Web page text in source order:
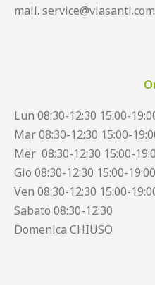
mail. service@viasanti.com
Lun 08:30-12:30 15:00-
Mar 08:30-12:30 15:00-
Mer 08:30-12:30 15:00-
Gio 08:30-12:30 15:00-19:00
Ven 08:30-12:30 15:00-
Sabato 08:30-12:30
Domenica CHIUSO